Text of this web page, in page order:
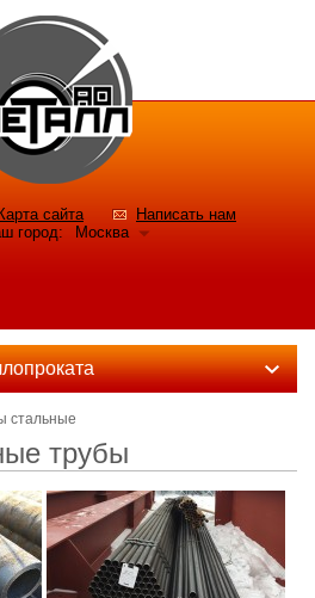
Карта сайта
Написать нам
город:
Москва
стальные
трубы